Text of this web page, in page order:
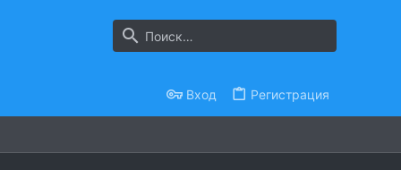
Вход Регистрация